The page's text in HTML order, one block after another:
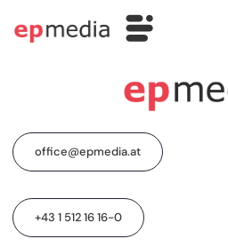
office@epmedia.at
+43 1 512 16 16-0